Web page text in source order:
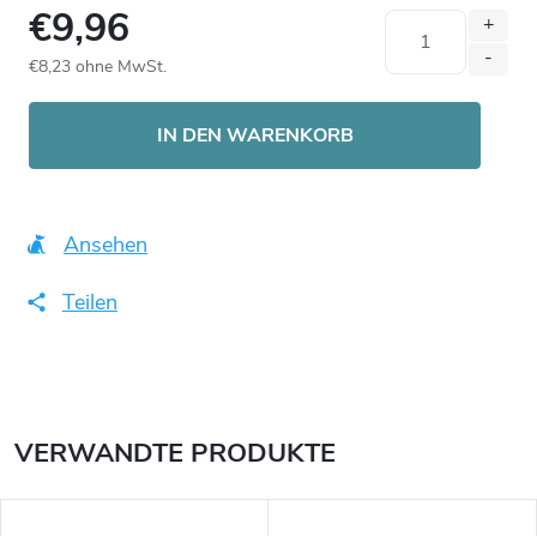
€9,96
€8,23 ohne MwSt.
IN DEN WARENKORB
Ansehen
Teilen
VERWANDTE PRODUKTE